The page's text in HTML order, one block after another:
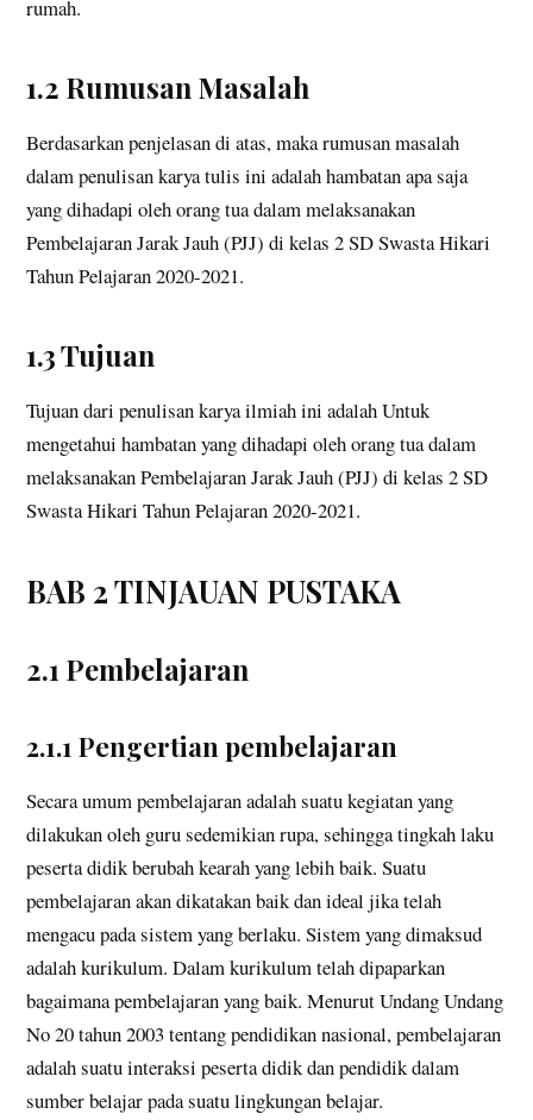
rumah.
1.2 Rumusan Masalah
Berdasarkan penjelasan di atas, maka rumusan masalah
dalam penulisan karya tulis ini adalah hambatan apa saja
yang dihadapi oleh orang tua dalam melaksanakan
Pembelajaran Jarak Jauh (PJJ) di kelas 2 SD Swasta Hikari
Tahun Pelajaran 2020-2021.
1.3 Tujuan
Tujuan dari penulisan karya ilmiah ini adalah Untuk
mengetahui hambatan yang dihadapi oleh orang tua dalam
melaksanakan Pembelajaran Jarak Jauh (PJJ) di kelas 2 SD
Swasta Hikari Tahun Pelajaran 2020-2021.
BAB 2 TINJAUAN PUSTAKA
2.1 Pembelajaran
2.1.1 Pengertian pembelajaran
Secara umum pembelajaran adalah suatu kegiatan yang
dilakukan oleh guru sedemikian rupa, sehingga tingkah laku
peserta didik berubah kearah yang lebih baik. Suatu
pembelajaran akan dikatakan baik dan ideal jika telah
mengacu pada sistem yang berlaku. Sistem yang dimaksud
adalah kurikulum. Dalam kurikulum telah dipaparkan
bagaimana pembelajaran yang baik. Menurut Undang Undang
No 20 tahun 2003 tentang pendidikan nasional, pembelajaran
adalah suatu interaksi peserta didik dan pendidik dalam
sumber belajar pada suatu lingkungan belajar.